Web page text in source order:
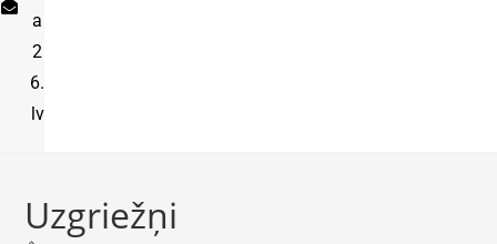
a
2
6.
lv
Uzgriežņi